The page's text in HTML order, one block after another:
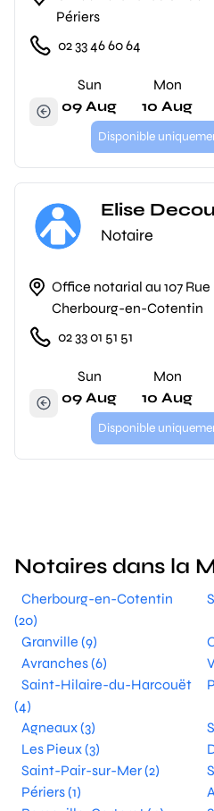
Périers
02 33 46 60 64
Sun
09 Aug
Mon
10 Aug
Disponible
Elise
Notaire
Office notarial au 107
Cherbourg-en-Cotentin
02 33 01 51 51
Sun
09 Aug
Mon
10 Aug
Disponible
Notaires dans la
Cherbourg-en-Cotentin
(20)
Granville (9)
Avranches (6)
Saint-Hilaire-du-Harcouët
(4)
Agneaux (3)
Les Pieux (3)
Saint-Pair-sur-Mer (2)
Périers (1)